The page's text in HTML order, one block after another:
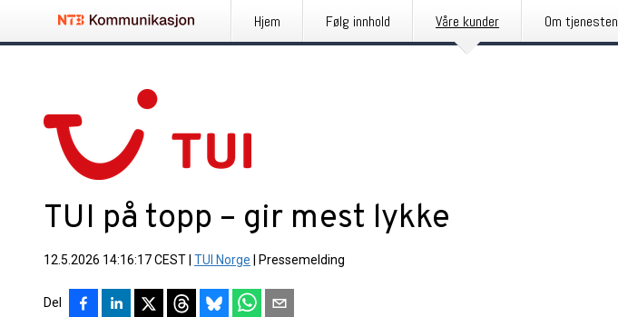
Hjem Følg innhold Våre kunder Om tjenesten
TUI på topp – gir mest lykke
12.5.2026 14:16:17 CEST TUI Norge Pressemelding
Del